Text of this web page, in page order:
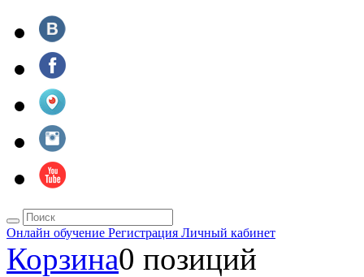
Онлайн обучение Регистрация Личный кабинет
Корзина0 позиций